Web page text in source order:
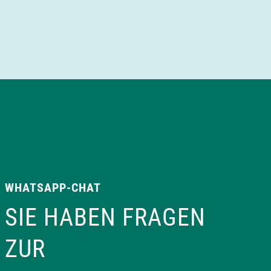
WHATSAPP-CHAT
SIE HABEN FRAGEN
ZUR